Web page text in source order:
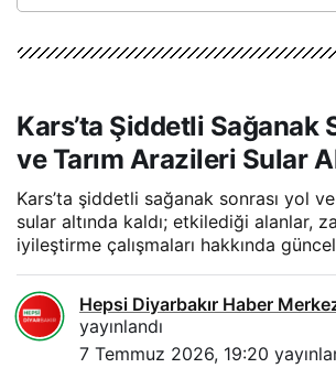
Kars’ta Şiddetli Sağanak
ve Tarım Arazileri Sular
Kars’ta şiddetli sağanak sonrası yol
sular altında kaldı; etkilediği alanlar,
iyileştirme çalışmaları hakkında
Hepsi Diyarbakır Haber
yayınlandı
7 Temmuz 2026, 19:20